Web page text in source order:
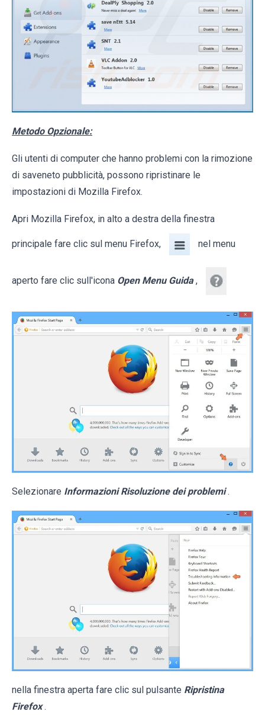
Metodo Opzionale:
Gli utenti di computer che hanno problemi con la rimozione
di saveneto pubblicità, possono ripristinare le
impostazioni di Mozilla Firefox.
Apri Mozilla Firefox, in alto a destra della finestra
principale fare clic sul menu Firefox, nel menu
aperto fare clic sull'icona Open Menu Guida ,
Selezionare Informazioni Risoluzione dei problemi .
nella finestra aperta fare clic sul pulsante Ripristina
Firefox .